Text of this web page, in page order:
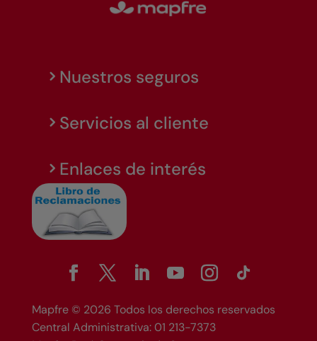
Nuestros seguros
Servicios al cliente
Enlaces de interés
Mapfre © 2026 Todos los derechos reservados
Central Administrativa: 01 213-7373